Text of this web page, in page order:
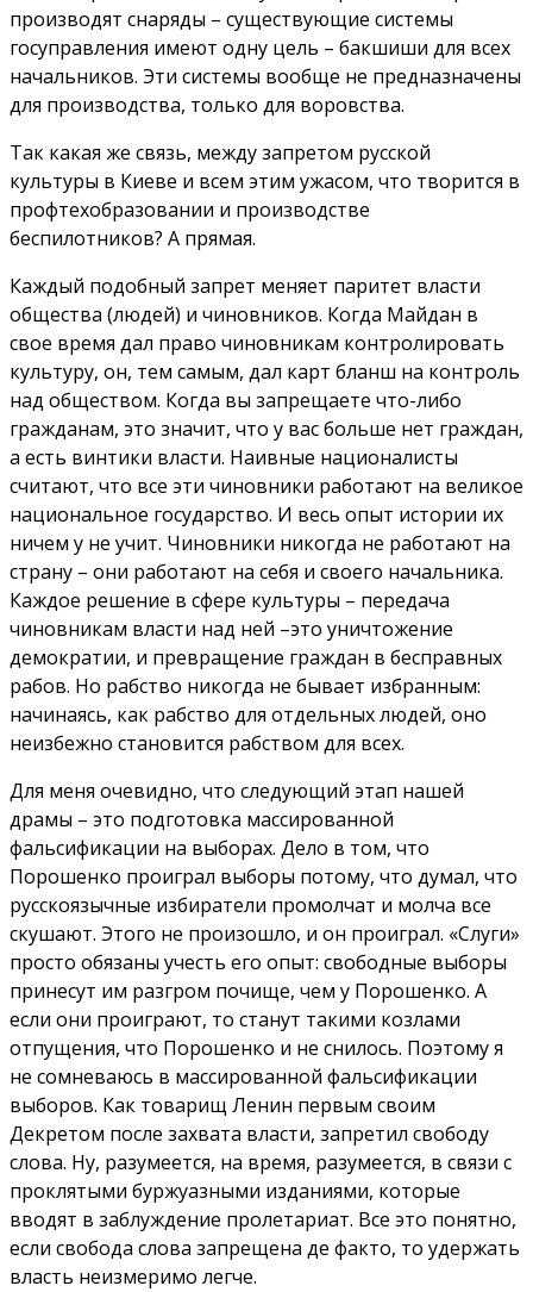
производят снаряды – существующие системы
госуправления имеют одну цель – бакшиши для всех
начальников. Эти системы вообще не предназначены
для производства, только для воровства.
Так какая же связь, между запретом русской
культуры в Киеве и всем этим ужасом, что творится в
профтехобразовании и производстве
беспилотников? А прямая.
Каждый подобный запрет меняет паритет власти
общества (людей) и чиновников. Когда Майдан в
свое время дал право чиновникам контролировать
культуру, он, тем самым, дал карт бланш на контроль
над обществом. Когда вы запрещаете что-либо
гражданам, это значит, что у вас больше нет граждан,
а есть винтики власти. Наивные националисты
считают, что все эти чиновники работают на великое
национальное государство. И весь опыт истории их
ничем у не учит. Чиновники никогда не работают на
страну – они работают на себя и своего начальника.
Каждое решение в сфере культуры – передача
чиновникам власти над ней –это уничтожение
демократии, и превращение граждан в бесправных
рабов. Но рабство никогда не бывает избранным:
начинаясь, как рабство для отдельных людей, оно
неизбежно становится рабством для всех.
Для меня очевидно, что следующий этап нашей
драмы – это подготовка массированной
фальсификации на выборах. Дело в том, что
Порошенко проиграл выборы потому, что думал, что
русскоязычные избиратели промолчат и молча все
скушают. Этого не произошло, и он проиграл. «Слуги»
просто обязаны учесть его опыт: свободные выборы
принесут им разгром почище, чем у Порошенко. А
если они проиграют, то станут такими козлами
отпущения, что Порошенко и не снилось. Поэтому я
не сомневаюсь в массированной фальсификации
выборов. Как товарищ Ленин первым своим
Декретом после захвата власти, запретил свободу
слова. Ну, разумеется, на время, разумеется, в связи с
проклятыми буржуазными изданиями, которые
вводят в заблуждение пролетариат. Все это понятно,
если свобода слова запрещена де факто, то удержать
власть неизмеримо легче.